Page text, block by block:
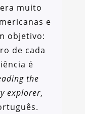
muito
e
objetivo:
de cada
é
the
explorer,